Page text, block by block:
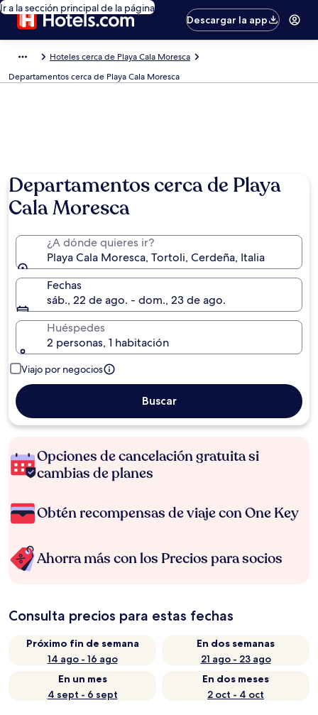
Ir a la sección principal de la página
Descargar la app
Hoteles cerca de Playa Cala Moresca
Departamentos cerca de Playa Cala Moresca
Departamentos cerca de Playa
Cala Moresca
¿A dónde quieres ir?
Playa Cala Moresca, Tortoli, Cerdeña, Italia
Fechas
sáb., 22 de ago. - dom., 23 de ago.
Huéspedes
2 personas, 1 habitación
Viajo por negocios
Buscar
Opciones de cancelación gratuita si
cambias de planes
Obtén recompensas de viaje con One Key
Ahorra más con los Precios para socios
Consulta precios para estas fechas
Próximo fin de semana
14 ago - 16 ago
En dos semanas
21 ago - 23 ago
En un mes
4 sept - 6 sept
En dos meses
2 oct - 4 oct